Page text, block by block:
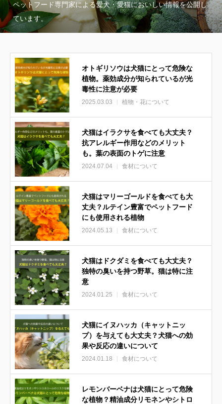
ペットフード専門家による愛犬・愛猫においしい情報を公開し
ています。
オトギリソウは犬猫にとって危険な
植物。薬効成分が知られているが光
毒性に注意が必要
2025.03.03 植物・花について
犬猫はイラクサを食べても大丈夫？
抗アレルギー作用などのメリット
も。葉の表面のトゲに注意
2024.07.04 食材について
犬猫はマリーゴールドを食べても大
丈夫？ルテイン豊富でペットフード
にも使用される植物
2024.05.13 食材について
犬猫はドクダミを食べても大丈夫？
独特の臭いを持つ野草。猫は特に注
意
2024.01.25 食材について
犬猫にイヌハッカ（キャットニッ
プ）を与えても大丈夫？犬猫への効
果や反応の違いについて
2024.01.18 食材について
レモンバーベナは犬猫にとって危険
な植物？精油成分リモネンやシトロ